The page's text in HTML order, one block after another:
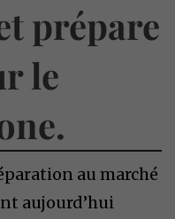
prépare
le
au marché
aujourd’hui